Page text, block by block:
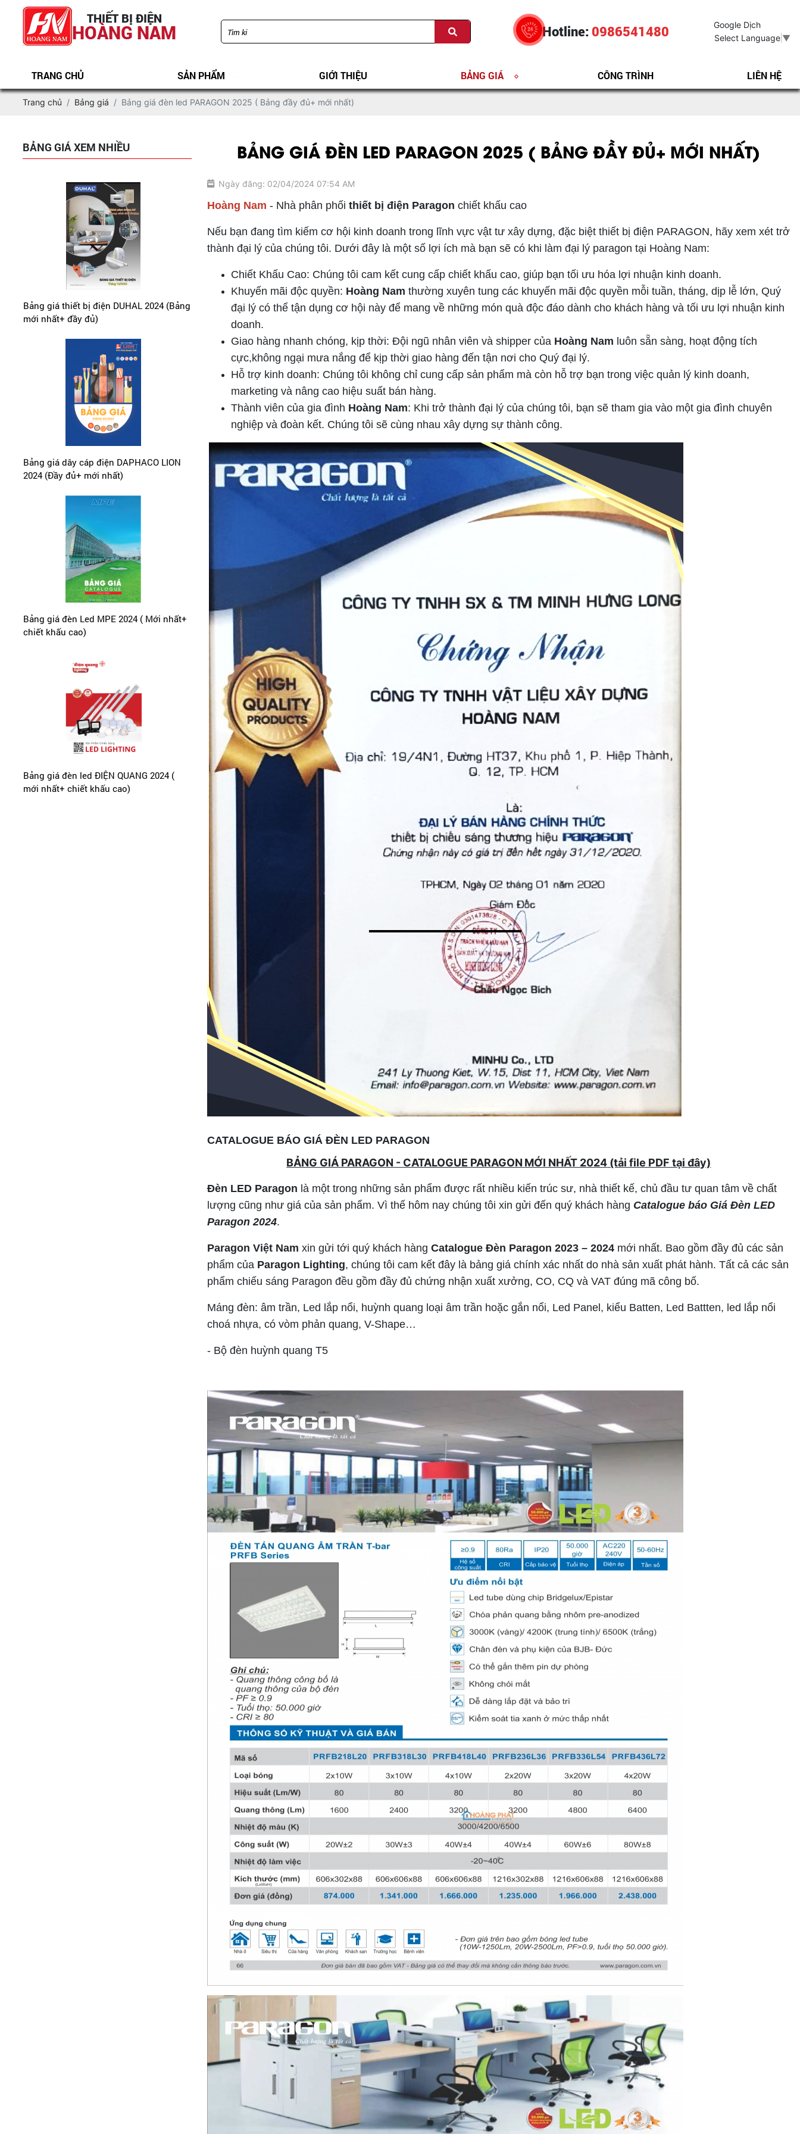
THIẾT BỊ ĐIỆN
HOÀNG NAM Hotline: 0986541480
Google Dịch
Select Language ▼
TRANG CHỦ SẢN PHẨM GIỚI THIỆU BẢNG GIÁ CÔNG TRÌNH LIÊN HỆ
Trang chủ Bảng giá Bảng giá đèn led PARAGON 2025 ( Bảng đầy đủ+ mới nhất)
BẢNG GIÁ XEM NHIỀU
2025 ( Bảng mới nhất+đầy đủ)
Bảng giá đèn led PARAGON 2025 ( Bảng
đầy đủ+ mới nhất)
Bảng giá thiết bị điện DUHAL 2024 (Bảng
mới nhất+ đầy đủ)
Bảng giá dây cáp điện DAPHACO LION
2024 (Đầy đủ+ mới nhất)
Bảng giá đèn Led MPE 2024 ( Mới nhất+
chiết khấu cao)
Bảng giá đèn led ĐIỆN QUANG 2024 (
mới nhất+ chiết khấu cao)
BẢNG GIÁ ĐÈN LED PARAGON 2025 ( BẢNG ĐẦY ĐỦ+ MỚI NHẤT)
Ngày đăng: 02/04/2024 07:54 AM
Hoàng Nam - Nhà phân phối thiết bị điện Paragon chiết khấu cao
Nếu bạn đang tìm kiếm cơ hội kinh doanh trong lĩnh vực vật tư xây dựng, đặc biệt thiết bị điện PARAGON, hãy xem xét trở
thành đại lý của chúng tôi. Dưới đây là một số lợi ích mà bạn sẽ có khi làm đại lý paragon tại Hoàng Nam:
Chiết Khấu Cao: Chúng tôi cam kết cung cấp chiết khấu cao, giúp bạn tối ưu hóa lợi nhuận kinh doanh.
Khuyến mãi độc quyền: Hoàng Nam thường xuyên tung các khuyến mãi độc quyền mỗi tuần, tháng, dịp lễ lớn, Quý
đại lý có thể tận dụng cơ hội này để mang về những món quà độc đáo dành cho khách hàng và tối ưu lợi nhuận kinh
doanh.
Giao hàng nhanh chóng, kịp thời: Đội ngũ nhân viên và shipper của Hoàng Nam luôn sẵn sàng, hoạt động tích
cực,không ngại mưa nắng để kịp thời giao hàng đến tận nơi cho Quý đại lý.
Hỗ trợ kinh doanh: Chúng tôi không chỉ cung cấp sản phẩm mà còn hỗ trợ bạn trong việc quản lý kinh doanh,
marketing và nâng cao hiệu suất bán hàng.
Thành viên của gia đình Hoàng Nam: Khi trở thành đại lý của chúng tôi, bạn sẽ tham gia vào một gia đình chuyên
nghiệp và đoàn kết. Chúng tôi sẽ cùng nhau xây dựng sự thành công.
CATALOGUE BÁO GIÁ ĐÈN LED PARAGON
BẢNG GIÁ PARAGON - CATALOGUE PARAGON MỚI NHẤT 2024 (tải file PDF tại đây)
Đèn LED Paragon là một trong những sản phẩm được rất nhiều kiến trúc sư, nhà thiết kế, chủ đầu tư quan tâm về chất
lượng cũng như giá của sản phẩm. Vì thế hôm nay chúng tôi xin gửi đến quý khách hàng Catalogue báo Giá Đèn LED
Paragon 2024.
Paragon Việt Nam xin gửi tới quý khách hàng Catalogue Đèn Paragon 2023 – 2024mới nhất. Bao gồm đầy đủ các sản
phẩm của Paragon Lighting, chúng tôi cam kết đây là bảng giá chính xác nhất do nhà sản xuất phát hành. Tất cả các sản
phẩm chiếu sáng Paragon đều gồm đầy đủ chứng nhận xuất xưởng, CO, CQ và VAT đúng mã công bố.
Máng đèn: âm trần, Led lắp nổi, huỳnh quang loại âm trần hoặc gắn nổi, Led Panel, kiểu Batten, Led Battten, led lắp nổi
choá nhựa, có vòm phản quang, V-Shape…
- Bộ đèn huỳnh quang T5